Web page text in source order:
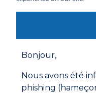
Bonjour,
Nous avons été
phishing